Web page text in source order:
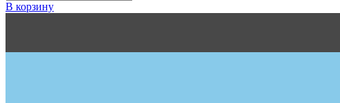
В корзину